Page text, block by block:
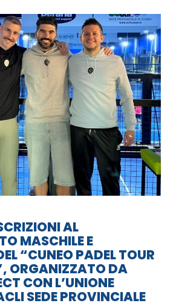
AL
MASCHILE E
“CUNEO PADEL TOUR
ORGANIZZATO DA
CON L’UNIONE
SEDE PROVINCIALE